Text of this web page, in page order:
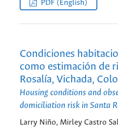
PDF (English)
Condiciones
como estimación de
Rosalía, Vichada,
Housing conditions and
domiciliation risk in Santa
Larry Niño, Mirley Castro